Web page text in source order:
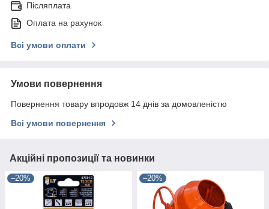
Післяплата
Оплата на рахунок
Всі умови оплати
Умови повернення
Повернення товару впродовж 14 днів за домовленістю
Всі умови повернення
Акційні пропозиції та новинки
–20% –20%